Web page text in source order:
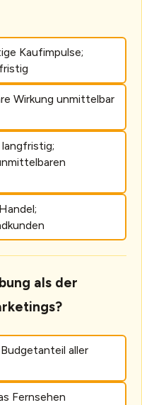
Kaufimpulse;
Wirkung unmittelbar
als der
aller
Fernsehen